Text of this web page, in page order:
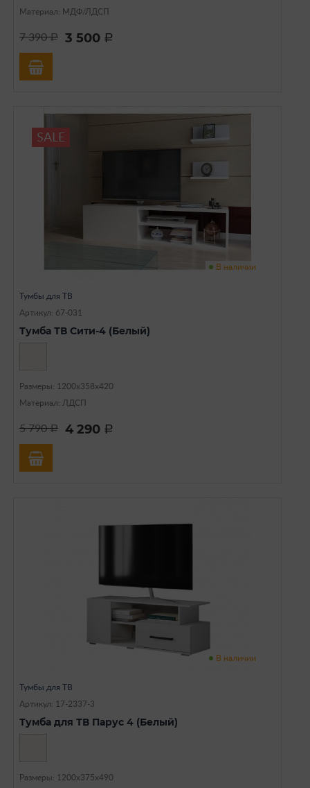
Материал: МДФ/ЛДСП
7 390a 3 500 a
SALE
В наличии
Тумбы для ТВ
Артикул: 67-031
Тумба ТВ Сити-4 (Белый)
Размеры: 1200х358х420
Материал: ЛДСП
5 790a 4 290 a
В наличии
Тумбы для ТВ
Артикул: 17-2337-3
Тумба для ТВ Парус 4 (Белый)
Размеры: 1200х375х490